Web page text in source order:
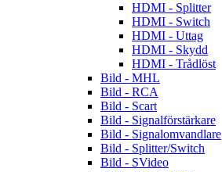
HDMI - Splitter
HDMI - Switch
HDMI - Uttag
HDMI - Skydd
HDMI - Trådlöst
Bild - MHL
Bild - RCA
Bild - Scart
Bild - Signalförstärkare
Bild - Signalomvandlare
Bild - Splitter/Switch
Bild - SVideo